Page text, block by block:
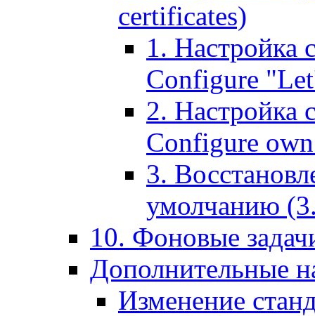
certificates)
1. Настройка
Configure
2. Настройка
Configure
3.
умолчанию
10. Фоновые
Дополнительные
Изменение